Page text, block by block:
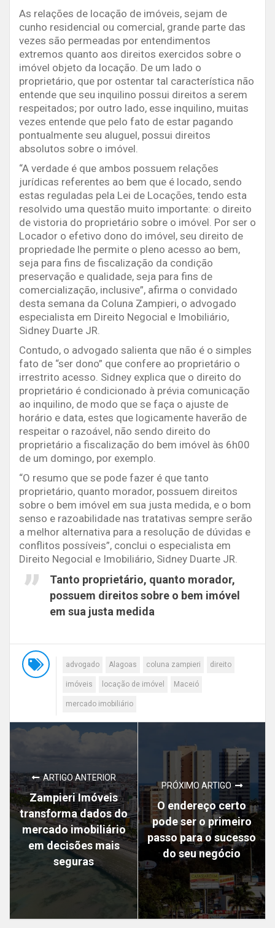
As relações de locação de imóveis, sejam de
cunho residencial ou comercial, grande parte das
vezes são permeadas por entendimentos
extremos quanto aos direitos exercidos sobre o
imóvel objeto da locação. De um lado o
proprietário, que por ostentar tal característica não
entende que seu inquilino possui direitos a serem
respeitados; por outro lado, esse inquilino, muitas
vezes entende que pelo fato de estar pagando
pontualmente seu aluguel, possui direitos
absolutos sobre o imóvel.
“A verdade é que ambos possuem relações
jurídicas referentes ao bem que é locado, sendo
estas reguladas pela Lei de Locações, tendo esta
resolvido uma questão muito importante: o direito
de vistoria do proprietário sobre o imóvel. Por ser o
Locador o efetivo dono do imóvel, seu direito de
propriedade lhe permite o pleno acesso ao bem,
seja para fins de fiscalização da condição
preservação e qualidade, seja para fins de
comercialização, inclusive”, afirma o convidado
desta semana da Coluna Zampieri, o advogado
especialista em Direito Negocial e Imobiliário,
Sidney Duarte JR.
Contudo, o advogado salienta que não é o simples
fato de “ser dono” que confere ao proprietário o
irrestrito acesso. Sidney explica que o direito do
proprietário é condicionado à prévia comunicação
ao inquilino, de modo que se faça o ajuste de
horário e data, estes que logicamente haverão de
respeitar o razoável, não sendo direito do
proprietário a fiscalização do bem imóvel às 6h00
de um domingo, por exemplo.
“O resumo que se pode fazer é que tanto
proprietário, quanto morador, possuem direitos
sobre o bem imóvel em sua justa medida, e o bom
senso e razoabilidade nas tratativas sempre serão
a melhor alternativa para a resolução de dúvidas e
conflitos possíveis”, conclui o especialista em
Direito Negocial e Imobiliário, Sidney Duarte JR.
Tanto proprietário, quanto morador,
possuem direitos sobre o bem imóvel
em sua justa medida
advogado Alagoas coluna zampieri direito
imóveis locação de imóvel Maceió
mercado imobiliário
ARTIGO ANTERIOR
Zampieri Imóveis
transforma dados do
mercado imobiliário
em decisões mais
seguras
PRÓXIMO ARTIGO
O endereço certo
pode ser o primeiro
passo para o sucesso
do seu negócio